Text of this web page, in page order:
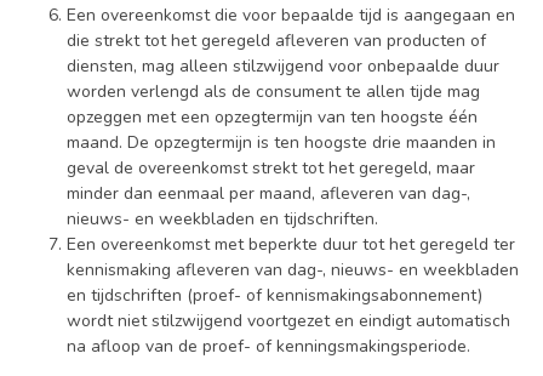
Een overeenkomst die voor bepaalde tijd is aangegaan en
die strekt tot het geregeld afleveren van producten of
diensten, mag alleen stilzwijgend voor onbepaalde duur
worden verlengd als de consument te allen tijde mag
opzeggen met een opzegtermijn van ten hoogste één
maand. De opzegtermijn is ten hoogste drie maanden in
geval de overeenkomst strekt tot het geregeld, maar
minder dan eenmaal per maand, afleveren van dag-,
nieuws- en weekbladen en tijdschriften.
Een overeenkomst met beperkte duur tot het geregeld ter
kennismaking afleveren van dag-, nieuws- en weekbladen
en tijdschriften (proef- of kennismakingsabonnement)
wordt niet stilzwijgend voortgezet en eindigt automatisch
na afloop van de proef- of kenningsmakingsperiode.